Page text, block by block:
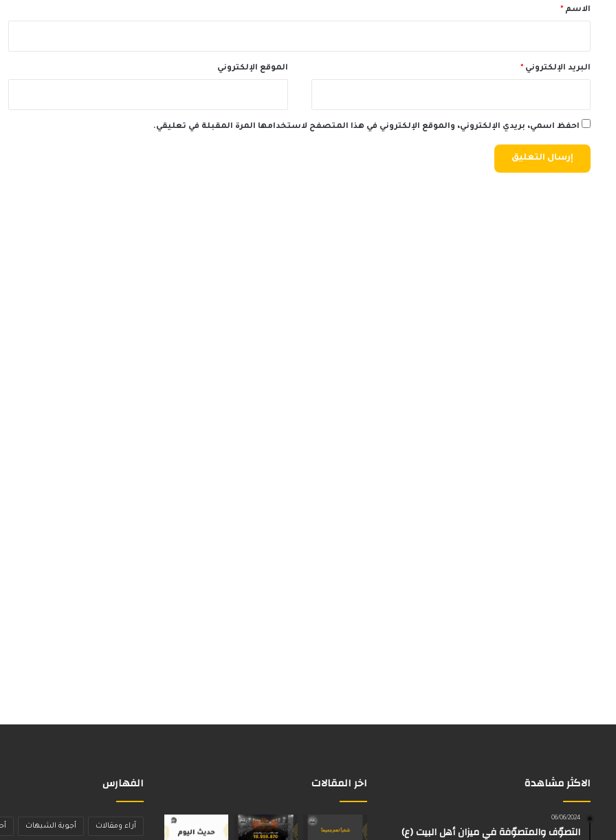
*الاسم *
البريد الإلكتروني * الموقع الإلكتروني
احفظ اسمي، بريدي الإلكتروني، والموقع الإلكتروني في هذا المتصفح لاستخدامها المرة المقبلة في تعليقي.
الاكثر مشاهدة
06/06/2024
التصوّف والمتصوّفة في ميزان أهل البيت (ع)
اخر المقالات الفهارس
آراء ومقالات أجوبة الشبهات